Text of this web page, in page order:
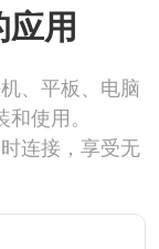
用
、平板、电脑
使用。
连接，享受无